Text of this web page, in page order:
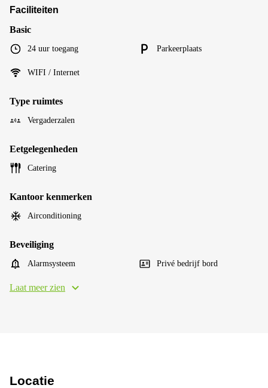
Faciliteiten
Basic
24 uur toegang Parkeerplaats
WIFI / Internet
Type ruimtes
Vergaderzalen
Eetgelegenheden
Catering
Kantoor kenmerken
Airconditioning
Beveiliging
Alarmsysteem Privé bedrijf bord
Laat meer zien
Locatie